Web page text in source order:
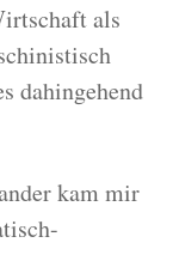
als
dahingehend
kam mir